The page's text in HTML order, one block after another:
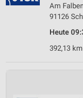
Am
91126
Heute
392,13